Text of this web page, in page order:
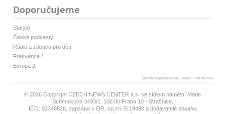
Doporučujeme
Starjob
České podcasty
Rádio a zábava pro děti
Frekvence 1
Evropa 2
patička vygenerovaná: 09:40:15 08.08.2026
© 2026 Copyright CZECH NEWS CENTER a.s. se sídlem náměstí Marie
Schmolkové 3493/1, 100 00 Praha 10 - Strašnice,
IČO: 02346826, zapsána v OR, sp.zn. B 19490 a dodavatelé obsahu